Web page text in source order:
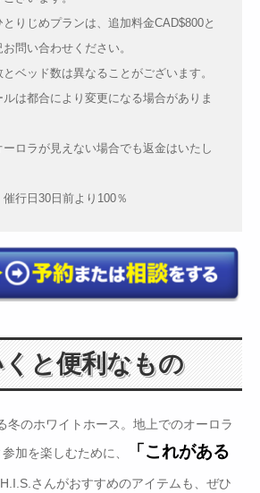
とりじめプランは、追加料金CAD$800と
問い合わせください。
とベッド数は異なることがございます。
ルは都合により変更になる場合がありま
ーロラが見えない場合でも返金はいたし
催行日30日前より100％
と便利なもの
のホワイトホース。地上でのオーロラ
加を楽しむために、
「これがある
さんがおすすめのアイテムも、ぜひ